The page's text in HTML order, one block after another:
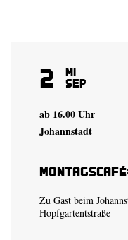
2 Mi
Sep
ab 16.00 Uhr
Johannstadt
Zu Gast beim
Hopfgartentstraße